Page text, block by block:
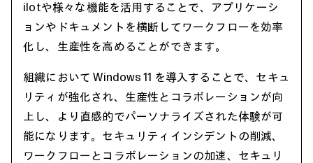
ilotや様々な機能を活用することで、アプリケーシ
ョンやドキュメントを横断してワークフローを効率
化し、生産性を高めることができます。
組織において Windows 11 を導入することで、セキュ
リティが強化され、生産性とコラボレーションが向
上し、より直感的でパーソナライズされた体験が可
能になります。セキュリティインシデントの削減、
ワークフローとコラボレーションの加速、セキュリ